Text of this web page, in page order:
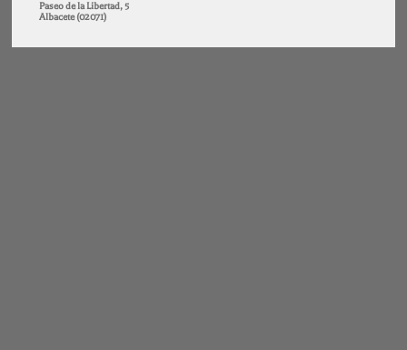
Paseo de la Libertad, 5
Albacete (02071)